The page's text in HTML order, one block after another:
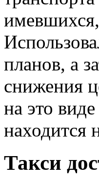
планов, а
снижения
на это
находится
Такси